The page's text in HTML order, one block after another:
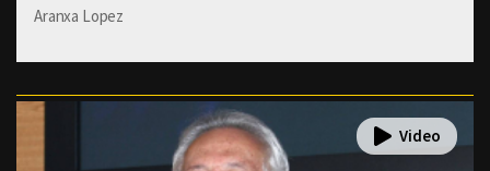
Aranxa Lopez